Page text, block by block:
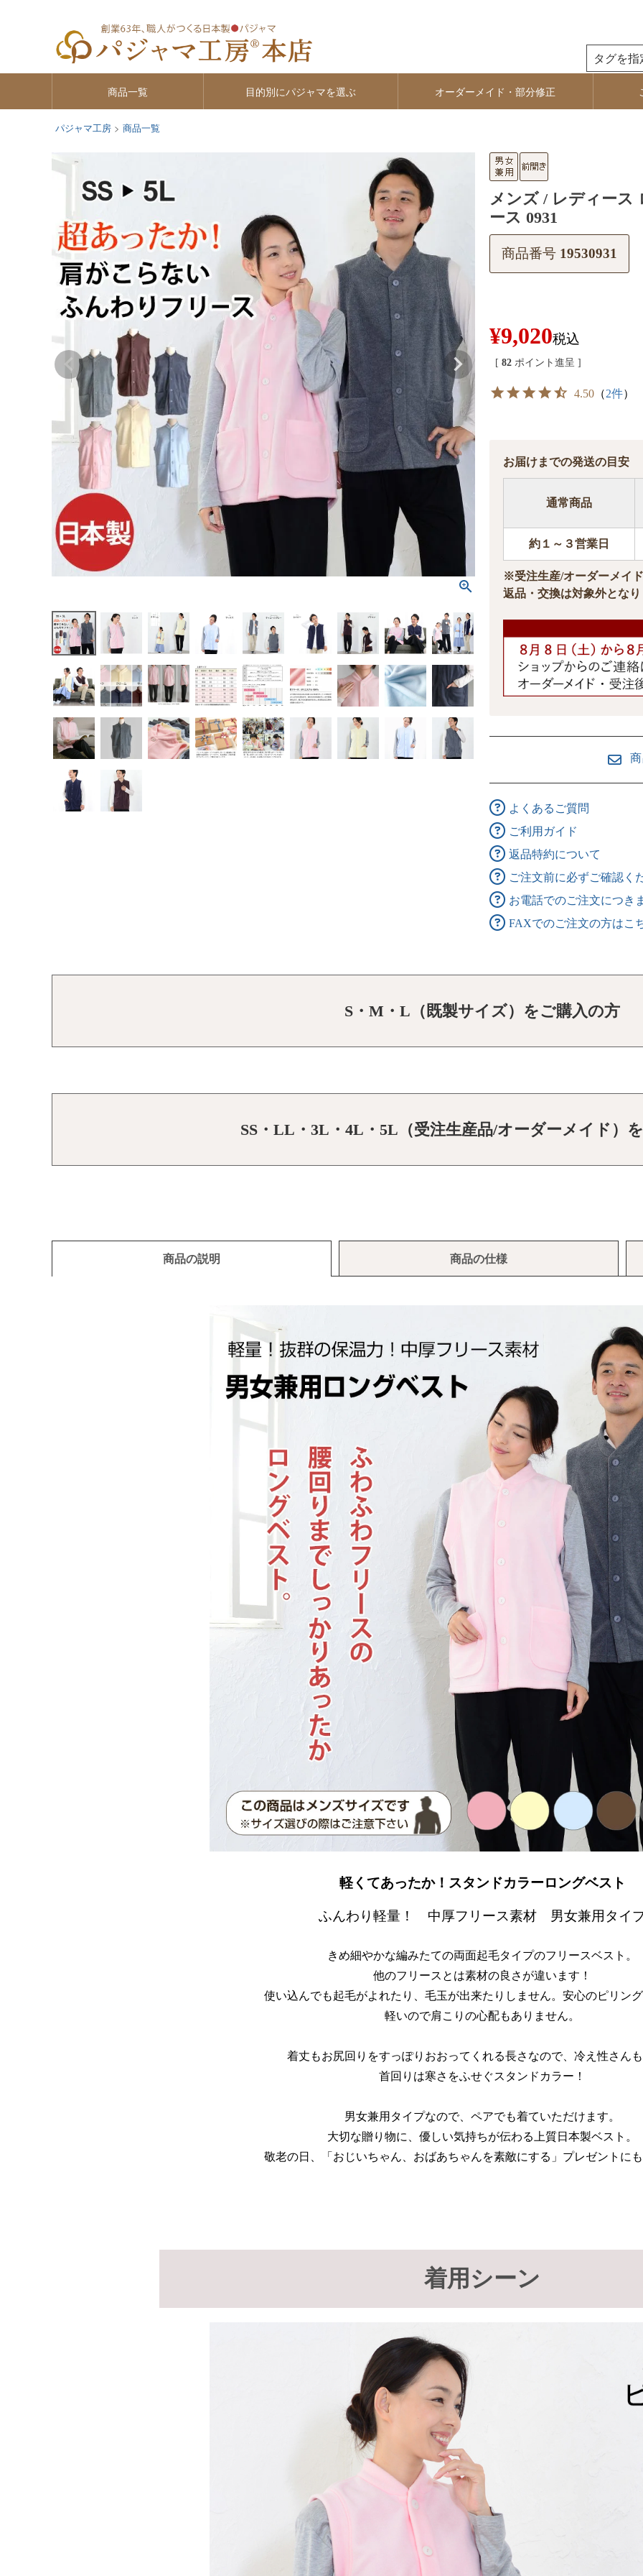
商品一覧 目的別にパジャマを選ぶ オーダーメイド・部分修正
パジャマ工房 商品一覧
メンズ / レディース
ース 0931
商品番号 19530931
¥9,020税込
[ 82 ポイント進呈 ]
4.50 （2件）
お届けまでの発送の目安
通常商品
約１～３営業日
※受注生産/オーダーメイ
返品・交換は対象外とな
よくあるご質問
ご利用ガイド
返品特約について
ご注文前に必ずご確認く
お電話でのご注文につき
FAXでのご注文の方はこ
S・M・L（既製サイズ）をご購入の方
SS・LL・3L・4L・5L（受注生産品/オーダーメイド）
商品の説明 商品の仕様
軽くてあったか！スタンドカラーロングベスト
ふんわり軽量！ 中厚フリース素材 男女兼用タイ
きめ細やかな編みたての両面起毛タイプのフリースベスト。
他のフリースとは素材の良さが違います！
使い込んでも起毛がよれたり、毛玉が出来たりしません。安心のピリン
軽いので肩こりの心配もありません。
着丈もお尻回りをすっぽりおおってくれる長さなので、冷え性さん
首回りは寒さをふせぐスタンドカラー！
男女兼用タイプなので、ペアでも着ていただけます。
大切な贈り物に、優しい気持ちが伝わる上質日本製ベスト。
敬老の日、「おじいちゃん、おばあちゃんを素敵にする」プレゼントに
着用シーン